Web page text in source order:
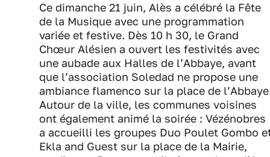
Ce dimanche 21 juin, Alès a célébré la Fête
de la Musique avec une programmation
variée et festive. Dès 10 h 30, le Grand
Chœur Alésien a ouvert les festivités avec
une aubade aux Halles de l’Abbaye, avant
que l’association Soledad ne propose une
ambiance flamenco sur la place de
Autour de la ville, les communes voisines
ont également animé la soirée : Vézénobres
a accueilli les groupes Duo Poulet Gombo
Ekla and Guest sur la place de la Mairie,